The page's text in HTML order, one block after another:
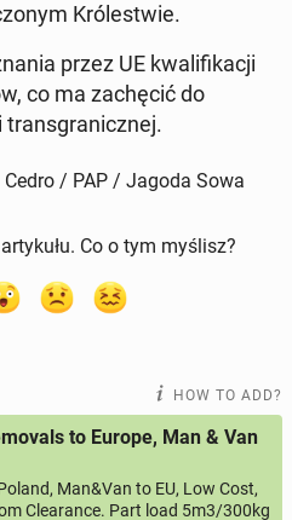
Królest­wie.
przez UE kwal­i­fikacji
co ma zachę­cić do
trans­granicznej.
/ PAP / Jagoda Sowa
Co o tym myślisz?
HOW TO ADD?
to Europe, Man & Van
Man&Van to EU, Low Cost,
Clearance. Part load 5m3/300kg